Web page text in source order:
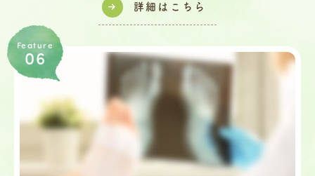
詳細はこちら
Feature
06